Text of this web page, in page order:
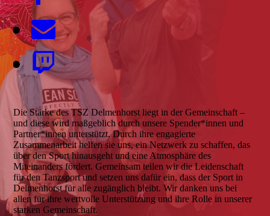
Die Stärke des TSZ Delmenhorst liegt in der Gemeinschaft –
und diese wird maßgeblich durch unsere Spender*innen und
Partner*innen unterstützt. Durch ihre engagierte
Zusammenarbeit helfen sie uns, ein Netzwerk zu schaffen, das
über den Sport hinausgeht und eine Atmosphäre des
Miteinanders fördert. Gemeinsam teilen wir die Leidenschaft
für den Tanzsport und setzen uns dafür ein, dass der Sport in
Delmenhorst für alle zugänglich bleibt. Wir danken uns bei
allen für ihre wertvolle Unterstützung und ihre Rolle in unserer
starken Gemeinschaft.